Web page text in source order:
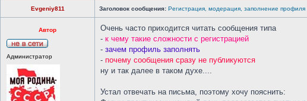
Evgeniy811 Заголовок сообщения: Регистрация, модерация, заполнение профиля
Автор
Администратор
Очень часто приходится читать сообщения типа
- к чему такие сложности с регистрацией
- зачем профиль заполнять
- почему сообщения сразу не публикуются
ну и так далее в таком духе....
Устал отвечать на письма, поэтому хочу пояснить: